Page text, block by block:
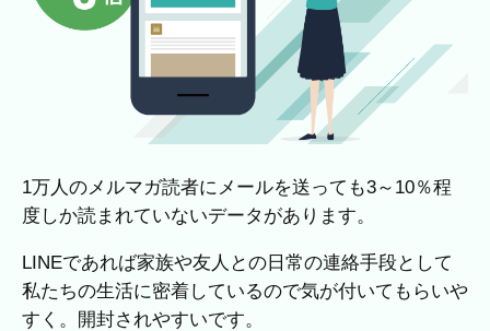
1万人のメルマガ読者にメールを送っても3～10％程
度しか読まれていないデータがあります。
LINEであれば家族や友人との日常の連絡手段として
私たちの生活に密着しているので気が付いてもらいや
すく。開封されやすいです。